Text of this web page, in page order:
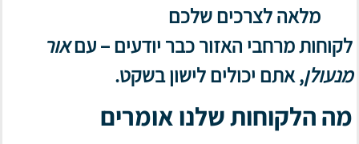
מלאה לצרכים שלכם
לקוחות מרחבי האזור כבר יודעים – עםאור
מנעולן, אתם יכולים לישון בשקט.
מה הלקוחות שלנו אומרים